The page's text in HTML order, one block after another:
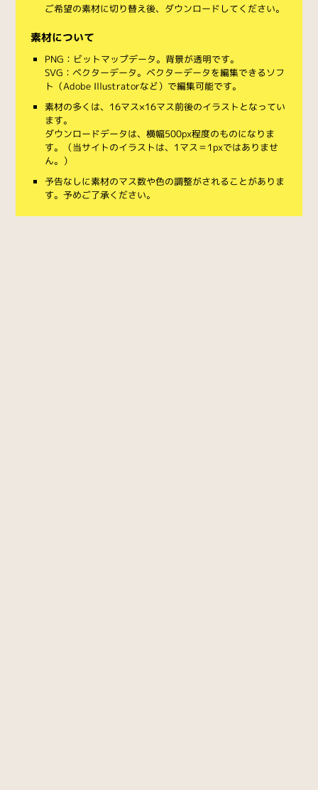
ご希望の素材に切り替え後、ダウンロードしてください。
素材について
PNG：ビットマップデータ。背景が透明です。
SVG：ベクターデータ。ベクターデータを編集できるソフ
ト（Adobe Illustratorなど）で編集可能です。
素材の多くは、16マス×16マス前後のイラストとなってい
ます。
ダウンロードデータは、横幅500px程度のものになりま
す。（当サイトのイラストは、1マス＝1pxではありませ
ん。）
予告なしに素材のマス数や色の調整がされることがありま
す。予めご了承ください。